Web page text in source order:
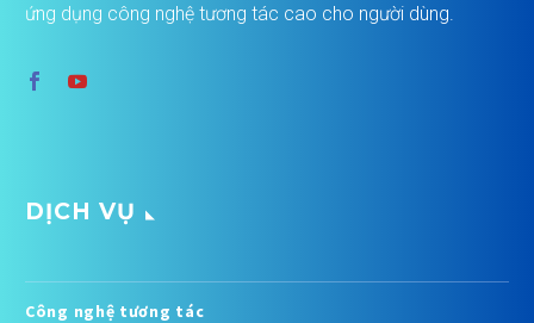
ứng dụng công nghệ tương tác cao cho người dùng.
DỊCH VỤ
Công nghệ tương tác